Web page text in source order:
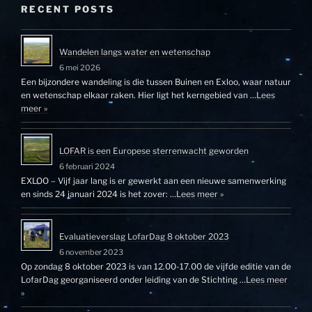
RECENT POSTS
Wandelen langs water en wetenschap
6 mei 2026
Een bijzondere wandeling is die tussen Buinen en Exloo, waar natuur
en wetenschap elkaar raken. Hier ligt het kerngebied van …Lees
meer »
LOFAR is een Europese sterrenwacht geworden
6 februari 2024
EXLOO – Vijf jaar lang is er gewerkt aan een nieuwe samenwerking
en sinds 24 januari 2024 is het zover: …Lees meer »
Evaluatieverslag LofarDag 8 oktober 2023
6 november 2023
Op zondag 8 oktober 2023 is van 12.00-17.00 de vijfde editie van de
LofarDag georganiseerd onder leiding van de Stichting …Lees meer
»